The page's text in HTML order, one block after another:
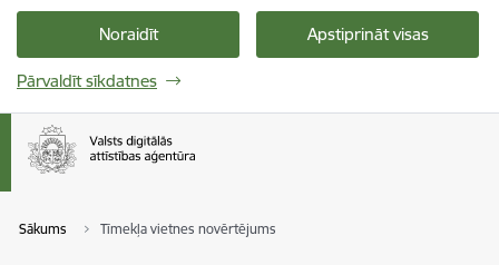
Noraidīt Apstiprināt visas
Pārvaldīt sīkdatnes
Sākums Tīmekļa vietnes novērtējums